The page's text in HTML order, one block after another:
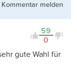
Kommentar melden
59
0
gute Wahl für